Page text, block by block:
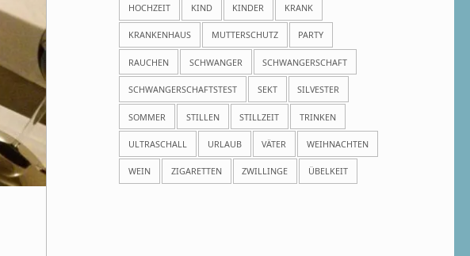
HOCHZEIT KIND KINDER KRANK
KRANKENHAUS MUTTERSCHUTZ PARTY
RAUCHEN SCHWANGER SCHWANGERSCHAFT
SCHWANGERSCHAFTSTEST SEKT SILVESTER
SOMMER STILLEN STILLZEIT TRINKEN
ULTRASCHALL URLAUB VÄTER WEIHNACHTEN
WEIN ZIGARETTEN ZWILLINGE ÜBELKEIT